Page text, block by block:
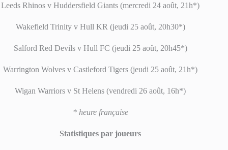
Leeds Rhinos v Huddersfield Giants (mercredi 24 août, 21h*)
Wakefield Trinity v Hull KR (jeudi 25 août, 20h30*)
Salford Red Devils v Hull FC (jeudi 25 août, 20h45*)
Warrington Wolves v Castleford Tigers (jeudi 25 août, 21h*)
Wigan Warriors v St Helens (vendredi 26 août, 16h*)
* heure française
Statistiques par joueurs